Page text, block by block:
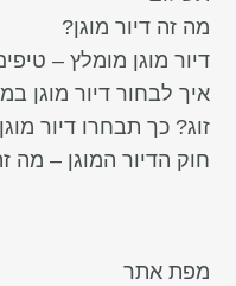
מה זה דיור מוגן?
דיור מוגן מומלץ –
איך לבחור דיור מוגן
זוג? כך תבחרו דיור
חוק הדיור המוגן – מה
מפת אתר